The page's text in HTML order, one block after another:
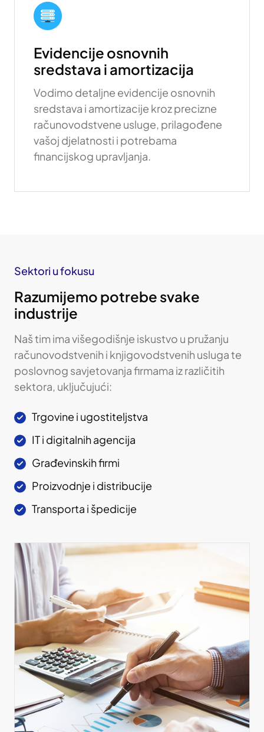
Evidencije osnovnih
sredstava i amortizacija
Vodimo detaljne evidencije osnovnih
sredstava i amortizacije kroz precizne
računovodstvene usluge, prilagođene
vašoj djelatnosti i potrebama
financijskog upravljanja.
Sektori u fokusu
Razumijemo potrebe svake
industrije
Naš tim ima višegodišnje iskustvo u pružanju
računovodstvenih i knjigovodstvenih usluga te
poslovnog savjetovanja firmama iz različitih
sektora, uključujući:
Trgovine i ugostiteljstva
IT i digitalnih agencija
Građevinskih firmi
Proizvodnje i distribucije
Transporta i špedicije